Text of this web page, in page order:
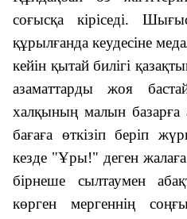
соғысқа кіріседі.
құрылғанда кеудесіне
кейін қытай билігі
азаматтарды жоя
халқының малын базарға
бағаға өткізіп беріп
кезде "Ұры!" деген
бірнеше сылтаумен
көрген мергеннің